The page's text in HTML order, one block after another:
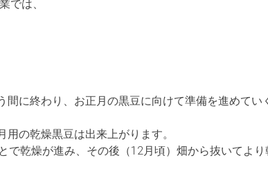
では、
間に終わり、お正月の黒豆に向けて準備を進めてい
の乾燥黒豆は出来上がります。
で乾燥が進み、その後（12月頃）畑から抜いてよ